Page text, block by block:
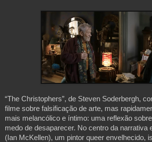
“The Christophers”, de Steven Soderbergh,
filme sobre falsificação de arte, mas
mais melancólico e íntimo: uma reflexão
medo de desaparecer. No centro da narrativa
(Ian McKellen), um pintor queer envelhecido,